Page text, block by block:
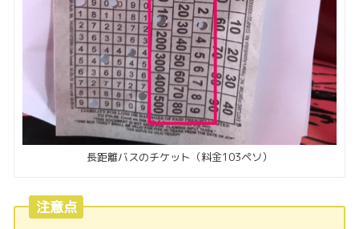
長距離バスのチケット（料金103ペソ）
注意点